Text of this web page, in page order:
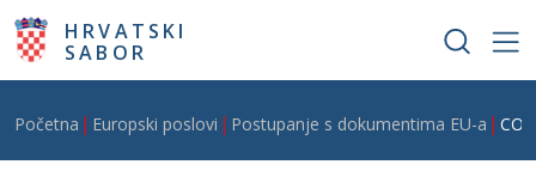
Skoči na glavni sadržaj
HRVATSKI
SABOR
Breadcrumb
Početna Europski poslovi Postupanje s dokumentima EU-a